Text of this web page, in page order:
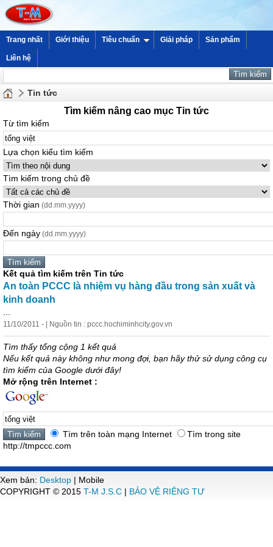
Trang nhất Giới thiệu Tiêu chuẩn Giải pháp Sản phẩm
Liên hệ
Tin tức
Tìm kiếm nâng cao mục Tin tức
Từ tìm kiếm
Lựa chọn kiểu tìm kiếm
Tìm kiếm trong chủ đề
Thời gian (dd.mm.yyyy)
Đến ngày (dd.mm.yyyy)
Kết quả tìm kiếm trên Tin tức
An toàn PCCC là nhiệm vụ hàng đầu trong sản xuất và
kinh doanh
11/10/2011 - | Nguồn tin : pccc.hochiminhcity.gov.vn
Tìm thấy tổng cộng 1 kết quả
Nếu kết quả này không như mong đợi, bạn hãy thử sử dụng công cụ
tìm kiếm của Google dưới đây!
Mở rộng trên Internet :
Tìm trên toàn mạng Internet
Tìm trong site
http://tmpccc.com
Xem bản: Desktop | Mobile
COPYRIGHT © 2015 T-M J.S.C | BẢO VỆ RIÊNG TƯ